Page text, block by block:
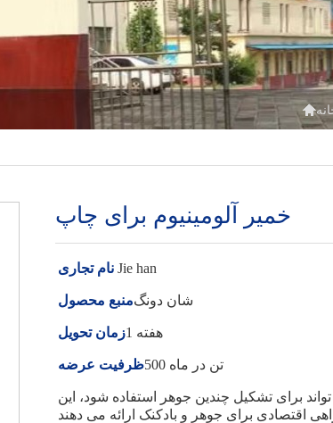

خمیر آلومینیوم برای چاپ
نام تجاری Jie han
منبع محصولشان دونگ
زمان تحویل 1 هفته
ظرفیت عرضه 500 تن در ماه
برای تشکیل چندین جوهر استفاده شود، این